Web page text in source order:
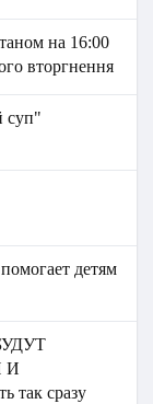
на 16:00
вторгнення
суп"
детям
И
так сразу